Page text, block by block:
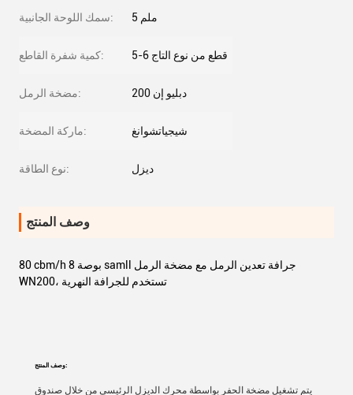
سمك اللوحة الجانبية: 5 ملم
كمية شفرة القاطع: 5-6 قطع من نوع التاج
مضخة الرمل: دبليو إن 200
ماركة المضخة: شيجياتشوانغ
نوع الطاقة: ديزل
وصف المنتج
80 cbm/h 8 بوصة samll جرافة تعدين الرمل مع مضخة الرمل
WN200، تستخدم للجرافة النهرية
وصف المنتج:
يتم تشغيل مضخة الحفر بواسطة محرك الديزل الرئيسي من خلال صندوق